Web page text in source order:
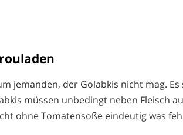
jemanden, der Golabkis nicht mag.
müssen unbedingt neben Fleisch
ohne Tomatensoße eindeutig was